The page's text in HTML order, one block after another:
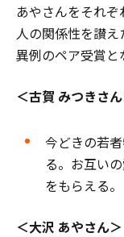
あやさんをそれ
人の関係性を讃え
異例のペア受賞と
＜古賀 みつきさ
今どきの若
る。お互い
をもらえる。
＜大沢 あやさん＞